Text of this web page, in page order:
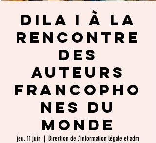
DILA I À la
rencontre
des
Auteurs
Francopho
nes du
Monde
jeu. 11 juin
  |
Direction de l'information légale et adm